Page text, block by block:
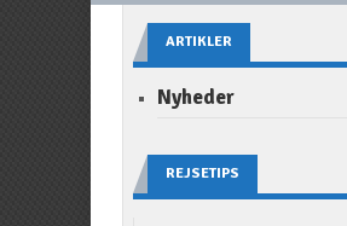
ARTIKLER
Nyheder
REJSETIPS